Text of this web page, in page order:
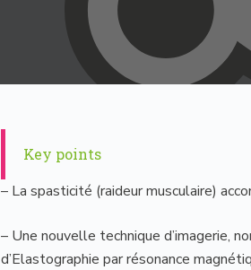
Key points
– La spasticité (raideur musculaire)
– Une nouvelle technique d’imagerie,
d’Elastographie par résonance